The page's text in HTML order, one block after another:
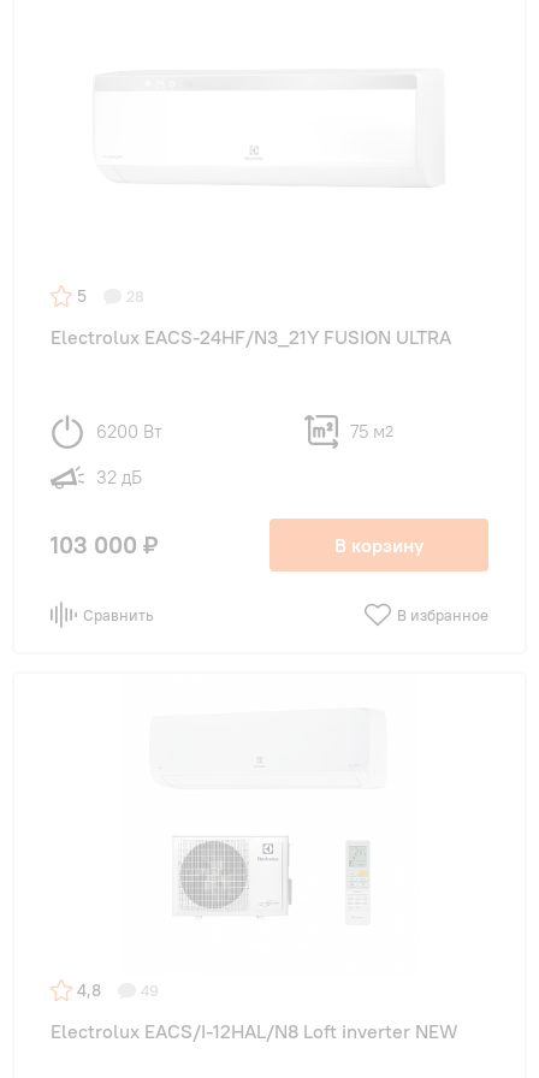
5 28
Electrolux EACS-24HF/N3_21Y FUSION ULTRA
6200 Вт 75 м2
32 дБ
103 000 ₽ В корзину
Сравнить В избранное
4,8 49
Electrolux EACS/I-12HAL/N8 Loft inverter NEW